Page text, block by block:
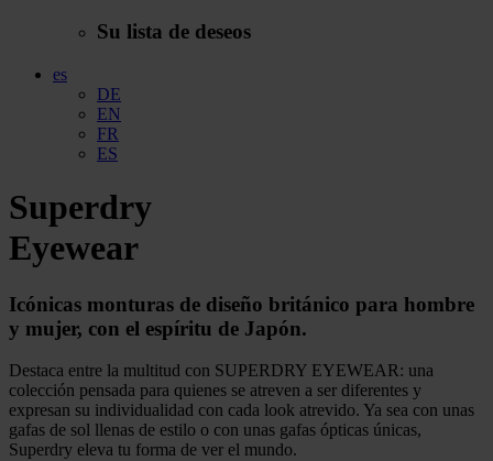
Su lista de deseos
es
DE
EN
FR
ES
Superdry
Eyewear
Icónicas monturas de diseño británico para hombre
y mujer, con el espíritu de Japón.
Destaca entre la multitud con SUPERDRY EYEWEAR: una
colección pensada para quienes se atreven a ser diferentes y
expresan su individualidad con cada look atrevido. Ya sea con unas
gafas de sol llenas de estilo o con unas gafas ópticas únicas,
Superdry eleva tu forma de ver el mundo.